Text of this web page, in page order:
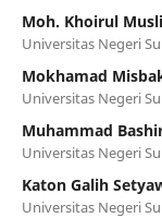
Moh. Khoirul
Universitas Negeri
Mokhamad
Universitas Negeri
Muhammad
Universitas Negeri
Katon Galih
Universitas Negeri